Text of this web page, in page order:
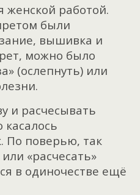
женской работой.
были
вышивка и
можно было
(ослепнуть) или
и расчесывать
касалось
По поверью, так
«расчесать»
в одиночестве ещё